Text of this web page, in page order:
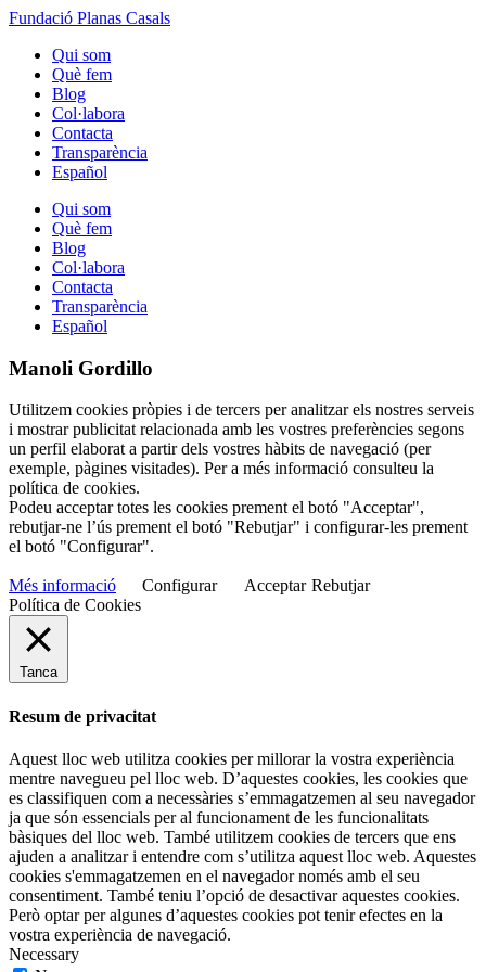
Fundació Planas Casals
Qui som
Què fem
Blog
Col·labora
Contacta
Transparència
Español
Qui som
Què fem
Blog
Col·labora
Contacta
Transparència
Español
Manoli Gordillo
Utilitzem cookies pròpies i de tercers per analitzar els nostres serveis
i mostrar publicitat relacionada amb les vostres preferències segons
un perfil elaborat a partir dels vostres hàbits de navegació (per
exemple, pàgines visitades). Per a més informació consulteu la
política de cookies.
Podeu acceptar totes les cookies prement el botó "Acceptar",
rebutjar-ne l’ús prement el botó "Rebutjar" i configurar-les prement
el botó "Configurar".
Més informació Configurar Acceptar Rebutjar
Política de Cookies
Tanca
Resum de privacitat
Aquest lloc web utilitza cookies per millorar la vostra experiència
mentre navegueu pel lloc web. D’aquestes cookies, les cookies que
es classifiquen com a necessàries s’emmagatzemen al seu navegador
ja que són essencials per al funcionament de les funcionalitats
bàsiques del lloc web. També utilitzem cookies de tercers que ens
ajuden a analitzar i entendre com s’utilitza aquest lloc web. Aquestes
cookies s'emmagatzemen en el navegador només amb el seu
consentiment. També teniu l’opció de desactivar aquestes cookies.
Però optar per algunes d’aquestes cookies pot tenir efectes en la
vostra experiència de navegació.
Necessary